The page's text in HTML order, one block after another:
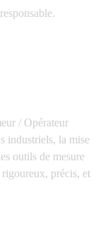
/ Opérateur
industriels, la mise
outils de mesure
rigoureux, précis, et